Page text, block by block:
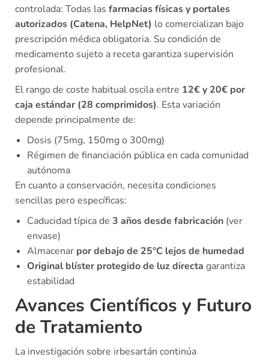
controlada: Todas las farmacias físicas y portales
autorizados (Catena, HelpNet) lo comercializan bajo
prescripción médica obligatoria. Su condición de
medicamento sujeto a receta garantiza supervisión
profesional.
El rango de coste habitual oscila entre 12€ y 20€ por
caja estándar (28 comprimidos). Esta variación
depende principalmente de:
Dosis (75mg, 150mg o 300mg)
Régimen de financiación pública en cada comunidad
autónoma
En cuanto a conservación, necesita condiciones
sencillas pero específicas:
Caducidad típica de 3 años desde fabricación (ver
envase)
Almacenar por debajo de 25°C lejos de humedad
Original blíster protegido de luz directa garantiza
estabilidad
Avances Científicos y Futuro
de Tratamiento
La investigación sobre irbesartán continúa